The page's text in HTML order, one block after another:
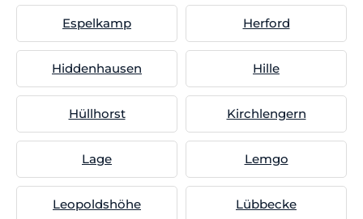
Espelkamp Herford
Hiddenhausen Hille
Hüllhorst Kirchlengern
Lage Lemgo
Leopoldshöhe Lübbecke